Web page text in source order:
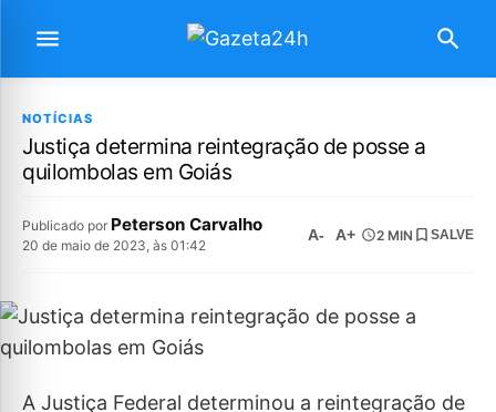
NOTÍCIAS
Justiça determina reintegração de posse a
quilombolas em Goiás
Publicado por Peterson Carvalho
20 de maio de 2023, às 01:42
A- A+ 2 MIN SALVE
A Justiça Federal determinou a reintegração de